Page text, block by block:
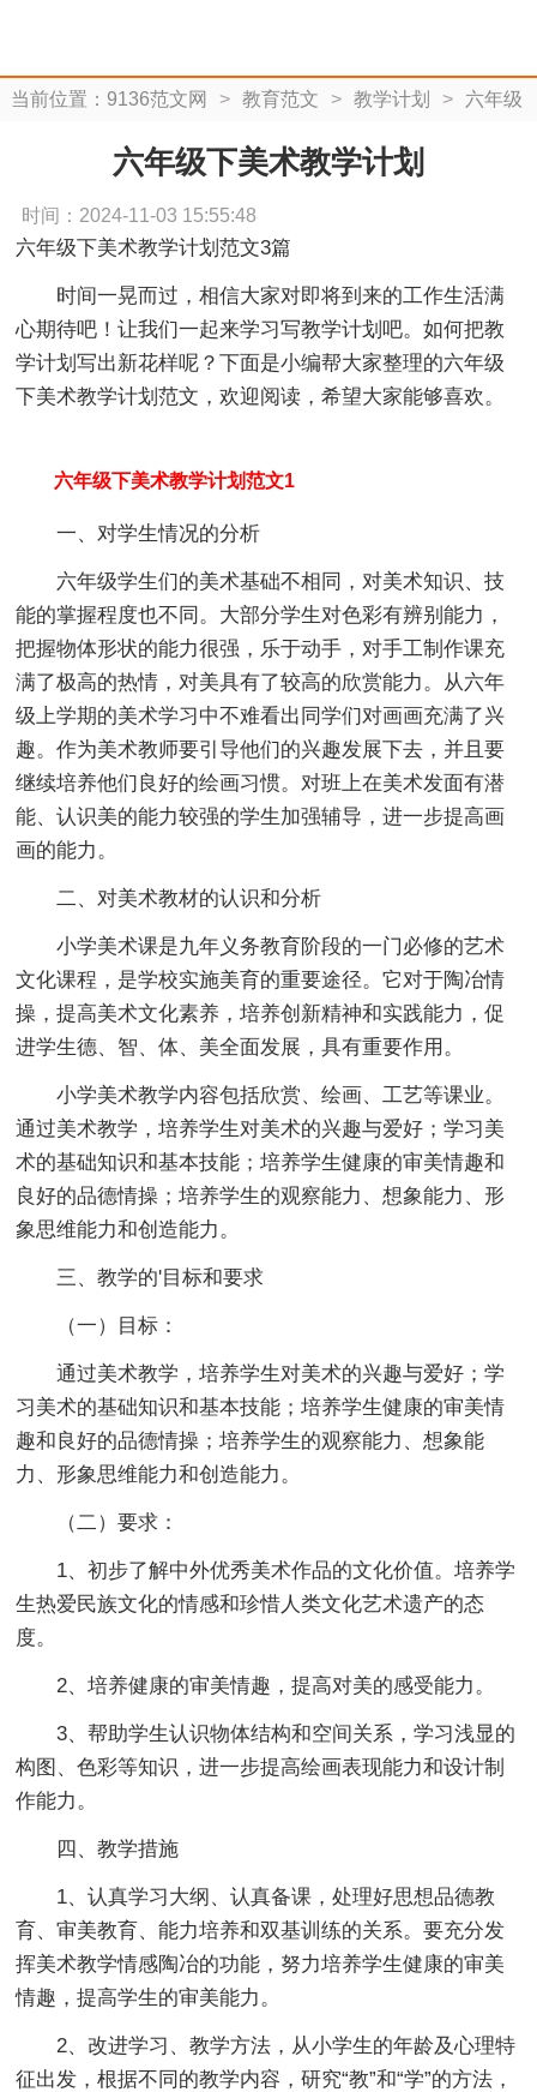
当前位置： 9136范文网 > 教育范文 > 教学计划 > 六年级
下美术教学计划
六年级下美术教学计划
时间：2024-11-03 15:55:48
六年级下美术教学计划范文3篇
时间一晃而过，相信大家对即将到来的工作生活满
心期待吧！让我们一起来学习写教学计划吧。如何把教
学计划写出新花样呢？下面是小编帮大家整理的六年级
下美术教学计划范文，欢迎阅读，希望大家能够喜欢。
六年级下美术教学计划范文1
一、对学生情况的分析
六年级学生们的美术基础不相同，对美术知识、技
能的掌握程度也不同。大部分学生对色彩有辨别能力，
把握物体形状的能力很强，乐于动手，对手工制作课充
满了极高的热情，对美具有了较高的欣赏能力。从六年
级上学期的美术学习中不难看出同学们对画画充满了兴
趣。作为美术教师要引导他们的兴趣发展下去，并且要
继续培养他们良好的绘画习惯。对班上在美术发面有潜
能、认识美的能力较强的学生加强辅导，进一步提高画
画的能力。
二、对美术教材的认识和分析
小学美术课是九年义务教育阶段的一门必修的艺术
文化课程，是学校实施美育的重要途径。它对于陶冶情
操，提高美术文化素养，培养创新精神和实践能力，促
进学生德、智、体、美全面发展，具有重要作用。
小学美术教学内容包括欣赏、绘画、工艺等课业。
通过美术教学，培养学生对美术的兴趣与爱好；学习美
术的基础知识和基本技能；培养学生健康的审美情趣和
良好的品德情操；培养学生的观察能力、想象能力、形
象思维能力和创造能力。
三、教学的'目标和要求
（一）目标：
通过美术教学，培养学生对美术的兴趣与爱好；学
习美术的基础知识和基本技能；培养学生健康的审美情
趣和良好的品德情操；培养学生的观察能力、想象能
力、形象思维能力和创造能力。
（二）要求：
1、初步了解中外优秀美术作品的文化价值。培养学
生热爱民族文化的情感和珍惜人类文化艺术遗产的态
度。
2、培养健康的审美情趣，提高对美的感受能力。
3、帮助学生认识物体结构和空间关系，学习浅显的
构图、色彩等知识，进一步提高绘画表现能力和设计制
作能力。
四、教学措施
1、认真学习大纲、认真备课，处理好思想品德教
育、审美教育、能力培养和双基训练的关系。要充分发
挥美术教学情感陶冶的功能，努力培养学生健康的审美
情趣，提高学生的审美能力。
2、改进学习、教学方法，从小学生的年龄及心理特
征出发，根据不同的教学内容，研究“教”和“学”的方法，